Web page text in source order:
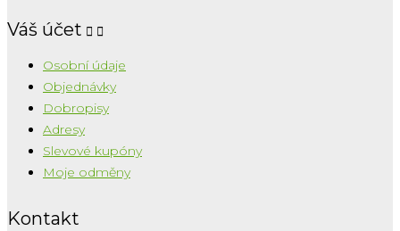
Váš účet  
Osobní údaje
Objednávky
Dobropisy
Adresy
Slevové kupóny
Moje odměny
Kontakt